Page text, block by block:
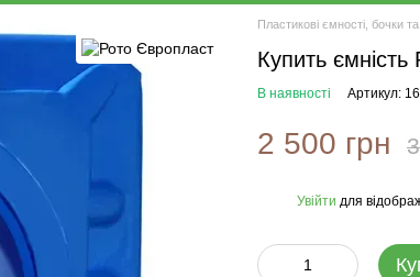
Пластикові ємності, бочки
Купить
В наявності Артикул:
2 500 грн
Увійти для